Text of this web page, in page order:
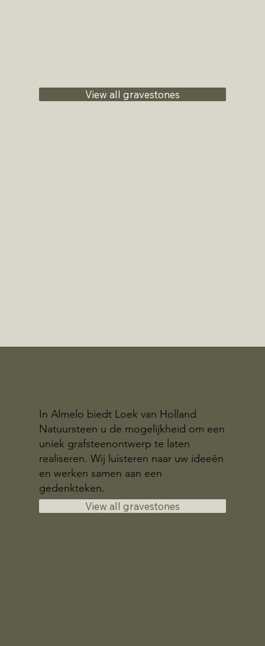
View all gravestones
In Almelo biedt Loek van Holland
Natuursteen u de mogelijkheid om een
uniek grafsteenontwerp te laten
realiseren. Wij luisteren naar uw ideeën
en werken samen aan een
gedenkteken.
View all gravestones